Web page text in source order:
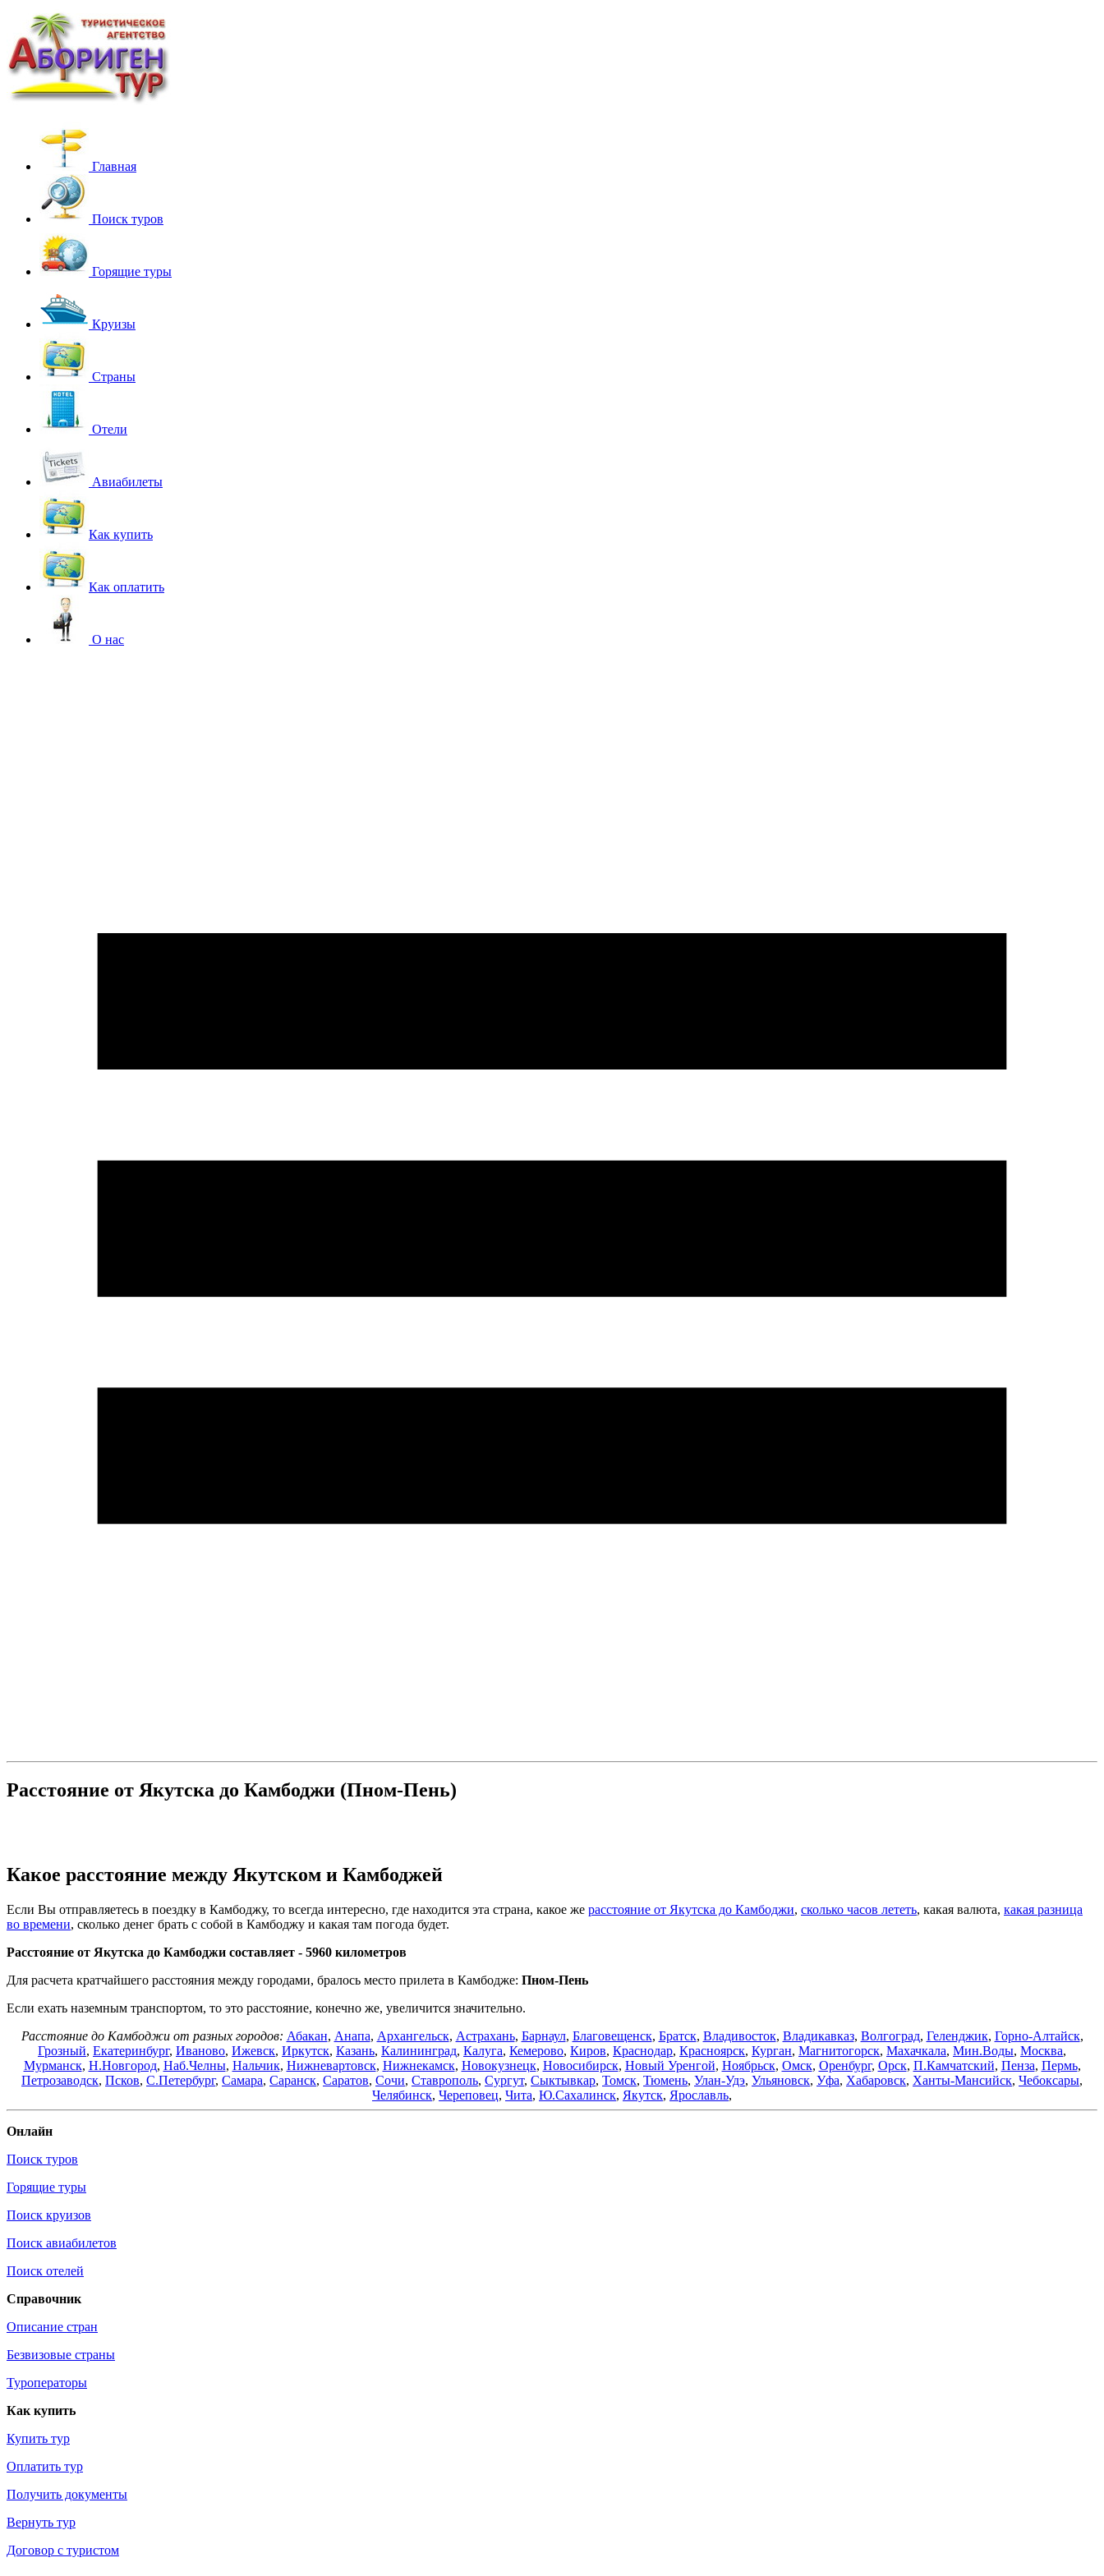
Главная
Поиск туров
Горящие туры
Круизы
Страны
Отели
Авиабилеты
Как купить
Как оплатить
О нас
Расстояние от Якутска до Камбоджи (Пном-Пень)
Какое расстояние между Якутском и Камбоджей
Если Вы отправляетесь в поездку в Камбоджу, то всегда интересно, где находится эта страна, какое же расстояние от Якутска до Камбоджи, сколько часов лететь, какая валюта, какая разница
во времени, сколько денег брать с собой в Камбоджу и какая там погода будет.
Расстояние от Якутска до Камбоджи составляет - 5960 километров
Для расчета кратчайшего расстояния между городами, бралось место прилета в Камбодже: Пном-Пень
Если ехать наземным транспортом, то это расстояние, конечно же, увеличится значительно.
Расстояние до Камбоджи от разных городов: Абакан, Анапа, Архангельск, Астрахань, Барнаул, Благовещенск, Братск, Владивосток, Владикавказ, Волгоград, Геленджик, Горно-Алтайск,
Грозный, Екатеринбург, Иваново, Ижевск, Иркутск, Казань, Калининград, Калуга, Кемерово, Киров, Краснодар, Красноярск, Курган, Магнитогорск, Махачкала, Мин.Воды, Москва,
Мурманск, Н.Новгород, Наб.Челны, Нальчик, Нижневартовск, Нижнекамск, Новокузнецк, Новосибирск, Новый Уренгой, Ноябрьск, Омск, Оренбург, Орск, П.Камчатский, Пенза, Пермь,
Петрозаводск, Псков, С.Петербург, Самара, Саранск, Саратов, Сочи, Ставрополь, Сургут, Сыктывкар, Томск, Тюмень, Улан-Удэ, Ульяновск, Уфа, Хабаровск, Ханты-Мансийск, Чебоксары,
Челябинск, Череповец, Чита, Ю.Сахалинск, Якутск, Ярославль,
Онлайн
Поиск туров
Горящие туры
Поиск круизов
Поиск авиабилетов
Поиск отелей
Справочник
Описание стран
Безвизовые страны
Туроператоры
Как купить
Купить тур
Оплатить тур
Получить документы
Вернуть тур
Договор с туристом